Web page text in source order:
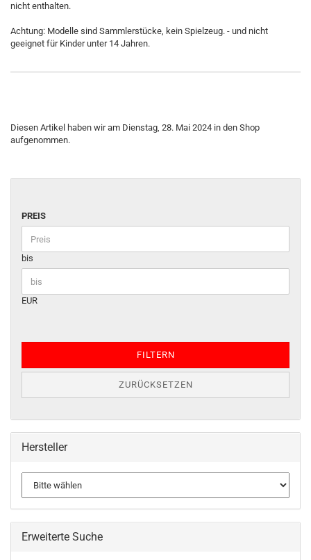
nicht enthalten.
Achtung: Modelle sind Sammlerstücke, kein Spielzeug. - und nicht
geeignet für Kinder unter 14 Jahren.
Diesen Artikel haben wir am Dienstag, 28. Mai 2024 in den Shop
aufgenommen.
PREIS
bis
EUR
FILTERN
ZURÜCKSETZEN
Hersteller
Erweiterte Suche